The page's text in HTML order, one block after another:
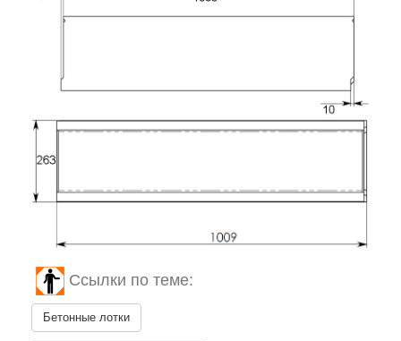
Ссылки по теме:
Бетонные лотки